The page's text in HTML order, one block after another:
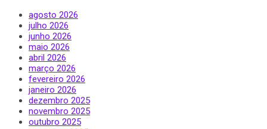
agosto 2026
julho 2026
junho 2026
maio 2026
abril 2026
março 2026
fevereiro 2026
janeiro 2026
dezembro 2025
novembro 2025
outubro 2025